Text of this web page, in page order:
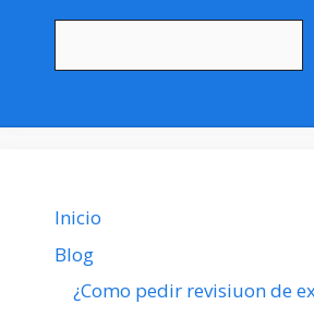
Inicio
Blog
¿Como pedir revisiuon de